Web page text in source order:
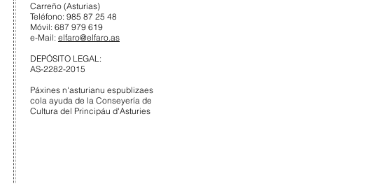
Carreño (Asturias)
Teléfono: 985 87 25 48
Móvil: 687 979 619
e-Mail: elfaro@elfaro.as
DEPÓSITO LEGAL:
AS-2282-2015
Páxines n'asturianu espublizaes
cola ayuda de la Conseyería de
Cultura del Principáu d'Asturies